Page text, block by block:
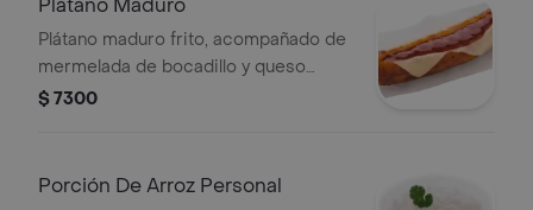
Plátano Maduro
Plátano maduro frito, acompañado de
mermelada de bocadillo y queso
fundido
$ 7300
Porción De Arroz Personal